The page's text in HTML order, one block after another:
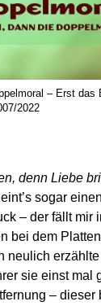
– Erst das
2022
denn Liebe
sogar
– der fällt mir
bei dem
neulich
sie einst mal
–